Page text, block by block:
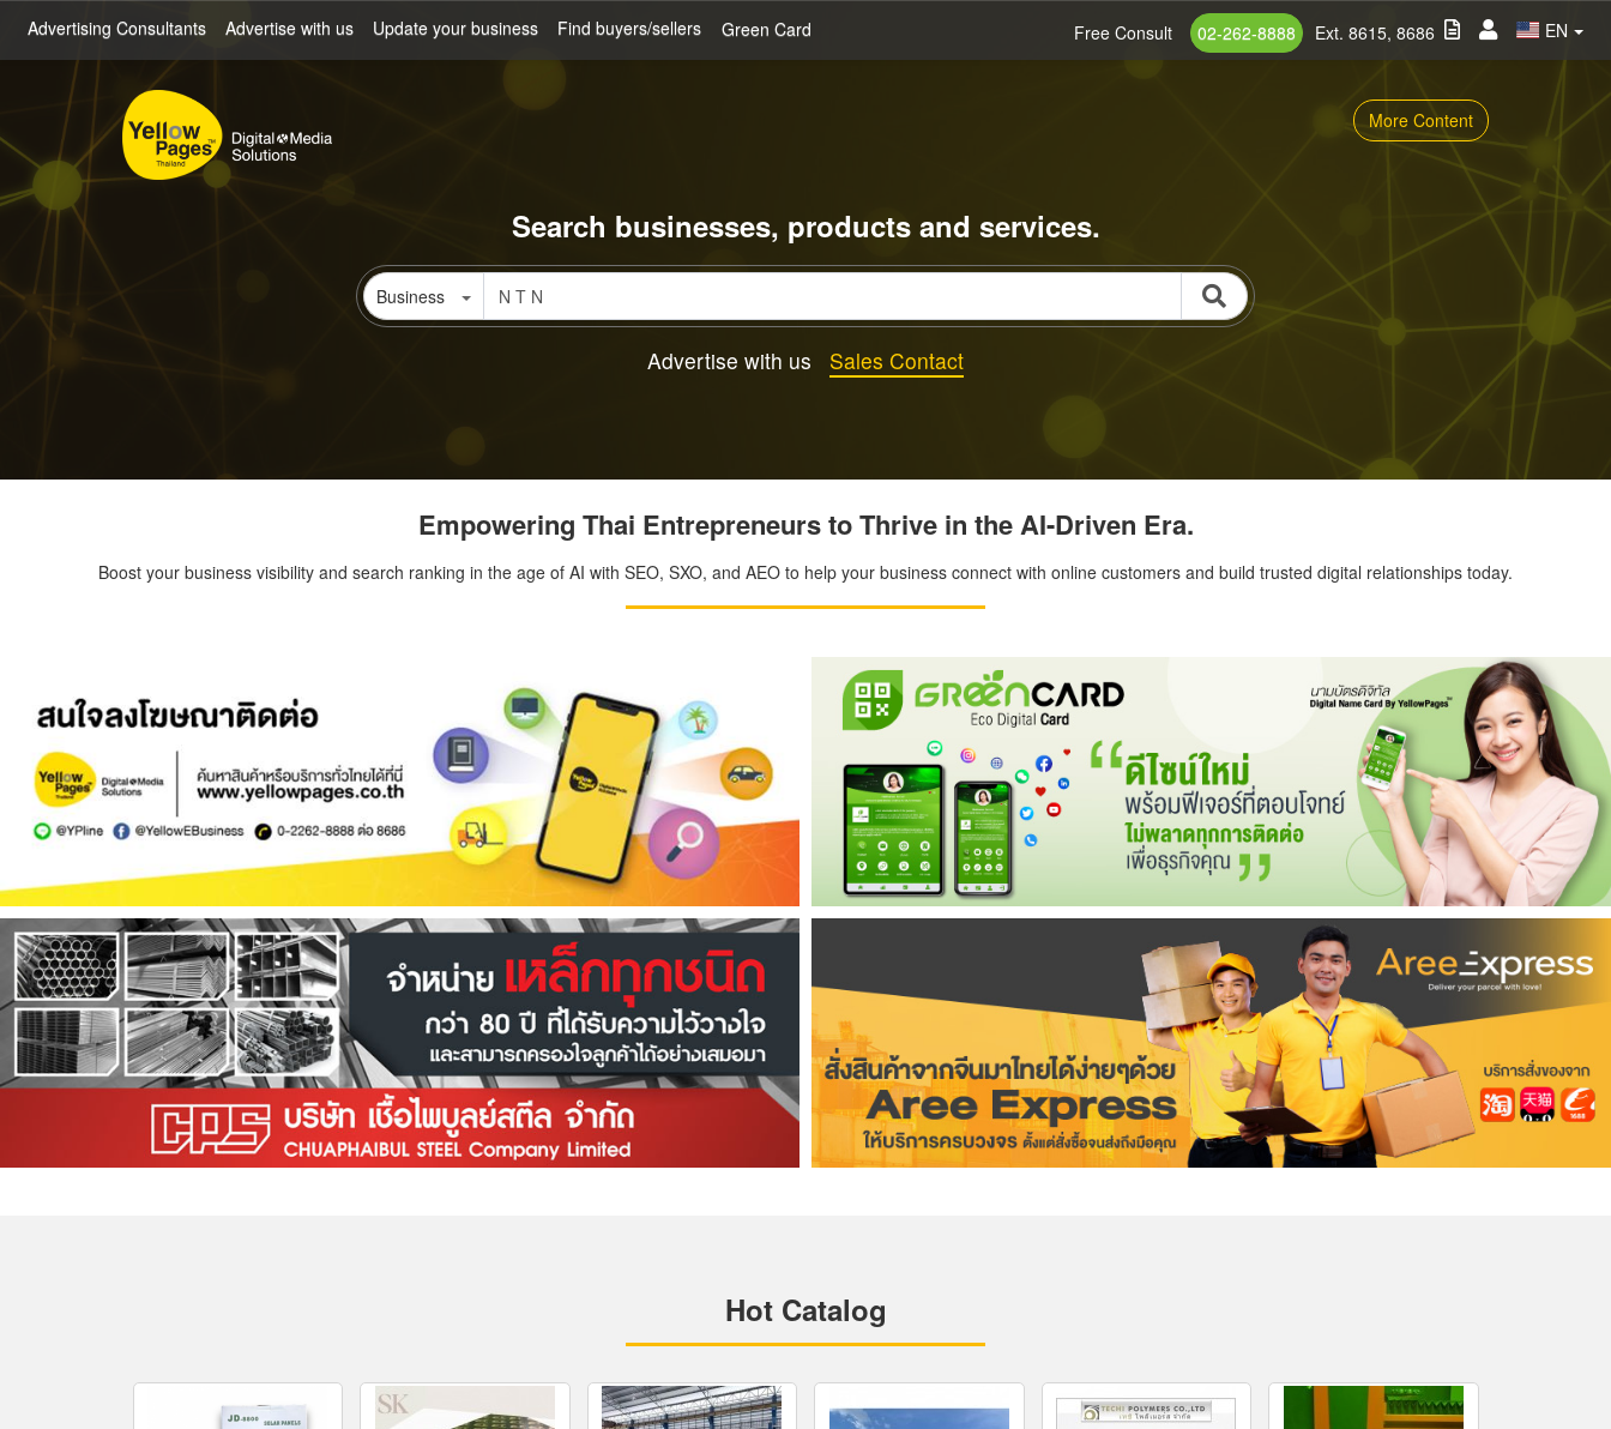
Advertising Consultants Advertise with us Update your business Find buyers/sellers Green Card EN
Free Consult 02-262-8888 Ext. 8615, 8686
More Content
Search businesses, products and services.
Business
Advertise with us Sales Contact
Empowering Thai Entrepreneurs to Thrive in the AI-Driven Era.
Boost your business visibility and search ranking in the age of AI with SEO, SXO, and AEO to help your business connect with online customers and build trusted digital relationships today.
Hot Catalog